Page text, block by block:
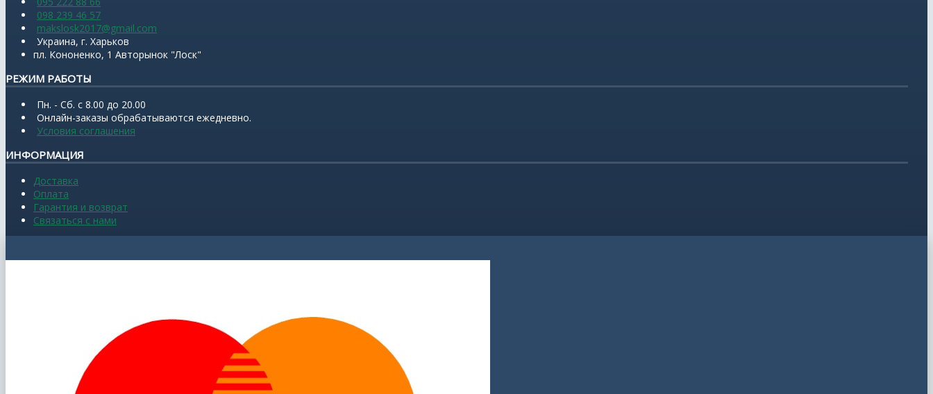
098 239 46 57
makslosk2017@gmail.com
Украина, г. Харьков
пл. Кононенко, 1 Авторынок "Лоск"
РЕЖИМ РАБОТЫ
Пн. - Сб. с 8.00 до 20.00
Онлайн-заказы обрабатываются ежедневно.
Условия соглашения
ИНФОРМАЦИЯ
Доставка
Оплата
Гарантия и возврат
Связаться с нами